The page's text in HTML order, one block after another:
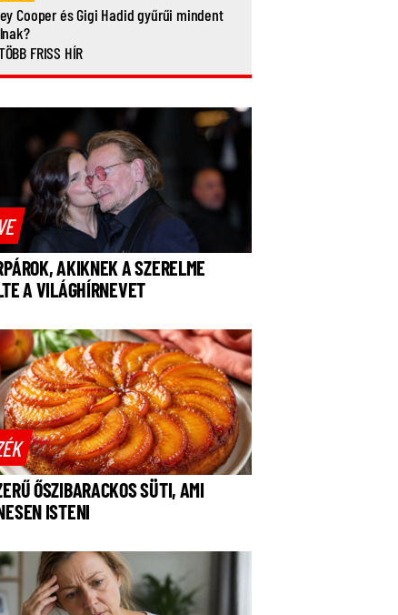
Cooper és Gigi Hadid gyűrűi mindent
FRISS HÍR
AKIKNEK A SZERELME
A VILÁGHÍRNEVET
ŐSZIBARACKOS SÜTI, AMI
ISTENI